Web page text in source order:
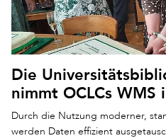
Die
nimmt OCLCs WMS
Durch die Nutzung moderner,
werden Daten effizient